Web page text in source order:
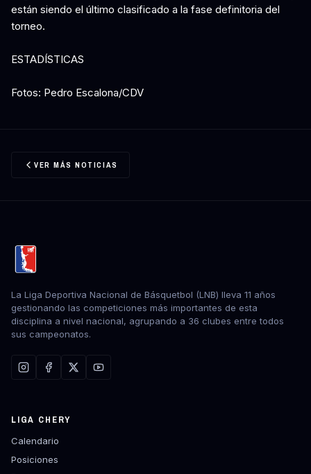
están siendo el último clasificado a la fase definitoria del
torneo.
ESTADÍSTICAS
Fotos: Pedro Escalona/CDV
VER MÁS NOTICIAS
La Liga Deportiva Nacional de Básquetbol (LNB) lleva 11 años
gestionando las competiciones más importantes de esta
disciplina a nivel nacional, agrupando a 36 clubes entre todos
sus campeonatos.
LIGA CHERY
Calendario
Posiciones